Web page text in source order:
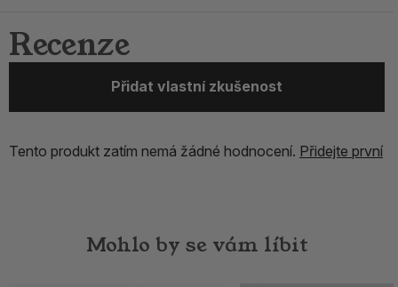
Recenze
Přidat vlastní zkušenost
Tento produkt zatím nemá žádné hodnocení. Přidejte první
Mohlo by se vám líbit